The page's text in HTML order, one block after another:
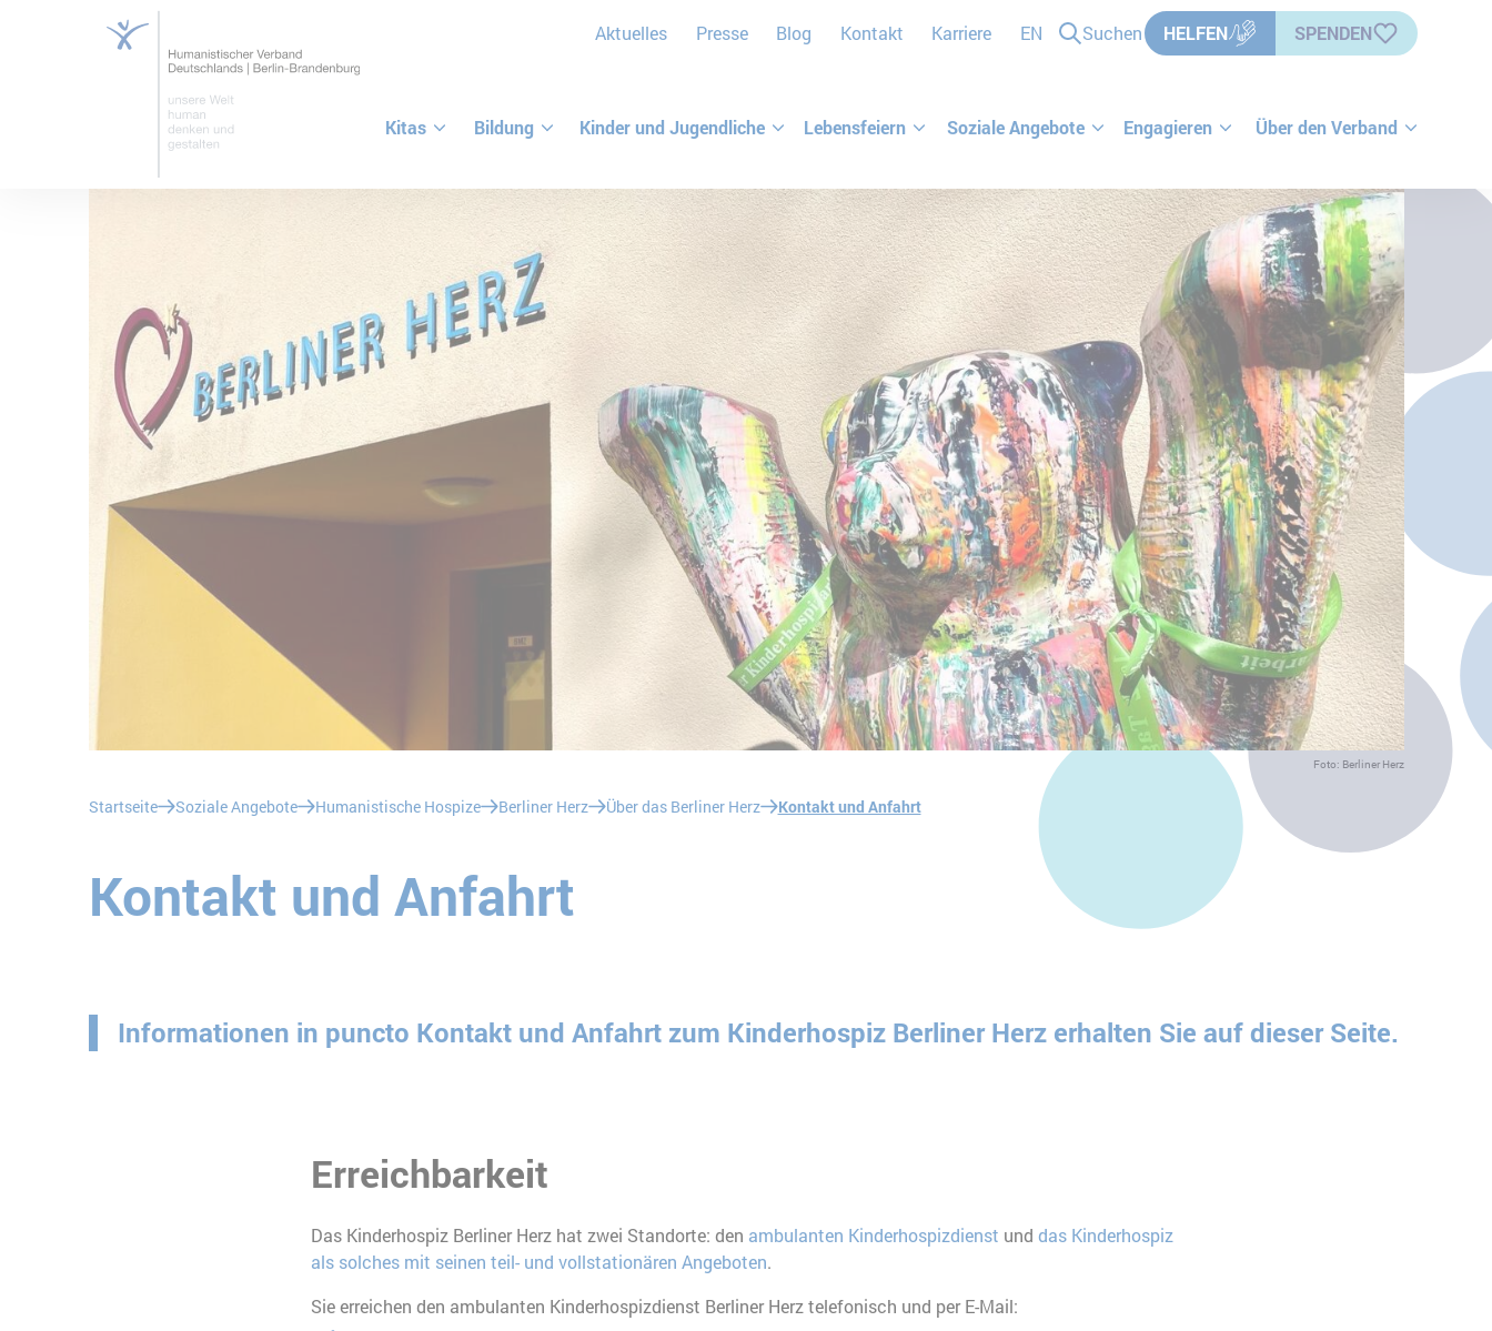
ZUR SUCHE SPRINGEN
Aktuelles Presse Blog Kontakt Karriere EN Suchen HELFEN SPENDEN
Kitas Bildung Kinder und Jugendliche Lebensfeiern Soziale Angebote Engagieren Über den Verband
Foto: Berliner Herz
Sie befinden sich hier:
Startseite Soziale Angebote Humanistische Hospize Berliner Herz Über das Berliner Herz Kontakt und Anfahrt
Kontakt und Anfahrt
Informationen in puncto Kontakt und Anfahrt zum Kinderhospiz Berliner Herz erhalten Sie auf dieser Seite.
Erreichbarkeit
Das Kinderhospiz Berliner Herz hat zwei Standorte: den ambulanten Kinderhospizdienst und das Kinderhospiz
als solches mit seinen teil- und vollstationären Angeboten.
Sie erreichen den ambulanten Kinderhospizdienst Berliner Herz telefonisch und per E-Mail: